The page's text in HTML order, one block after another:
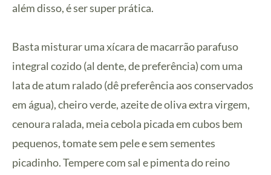
além disso, é ser super prática.
Basta misturar uma xícara de macarrão parafuso
integral cozido (al dente, de preferência) com uma
lata de atum ralado (dê preferência aos conservados
em água), cheiro verde, azeite de oliva extra virgem,
cenoura ralada, meia cebola picada em cubos bem
pequenos, tomate sem pele e sem sementes
picadinho. Tempere com sal e pimenta do reino